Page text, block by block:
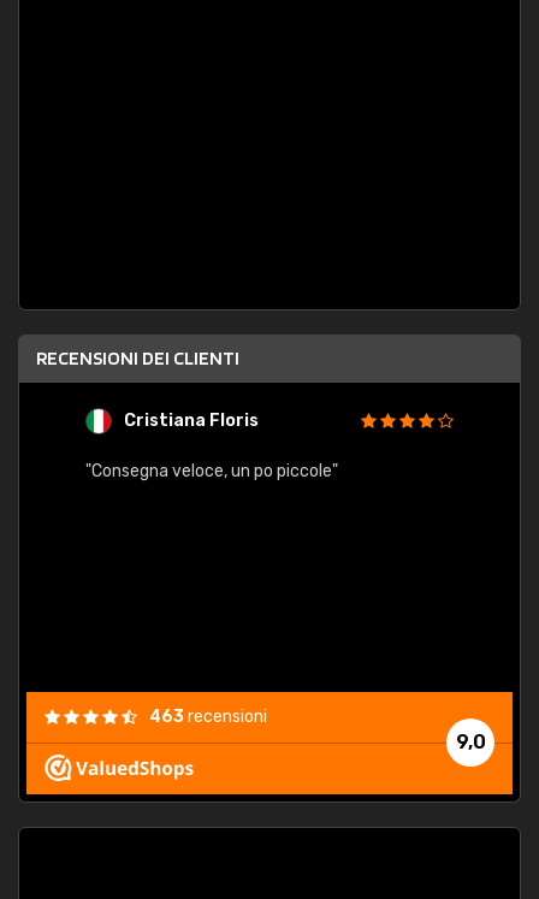
RECENSIONI DEI CLIENTI
Cristiana Floris
"Consegna veloce, un po piccole"
9,0
463recensioni